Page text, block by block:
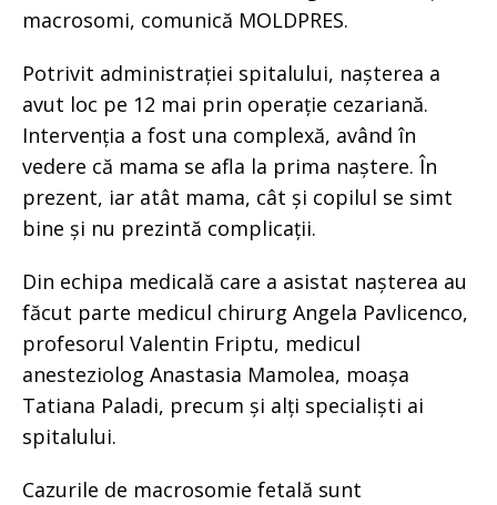
macrosomi, comunică MOLDPRES.
Potrivit administrației spitalului, nașterea a
avut loc pe 12 mai prin operație cezariană.
Intervenția a fost una complexă, având în
vedere că mama se afla la prima naștere. În
prezent, iar atât mama, cât și copilul se simt
bine și nu prezintă complicații.
Din echipa medicală care a asistat nașterea au
făcut parte medicul chirurg Angela Pavlicenco,
profesorul Valentin Friptu, medicul
anesteziolog Anastasia Mamolea, moașa
Tatiana Paladi, precum și alți specialiști ai
spitalului.
Cazurile de macrosomie fetală sunt